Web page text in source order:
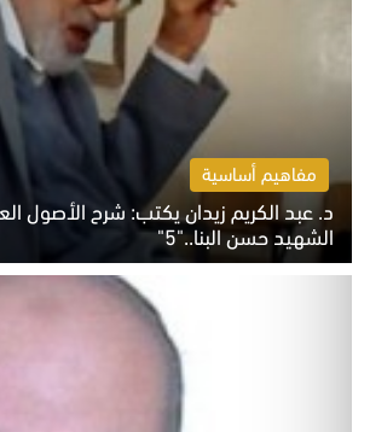
مفاهيم أساسية
د. عبد الكريم زيدان يكتب: شرح الأصول
الشهيد حسن البنا.."5"
السبت 8 أغسطس 2026 10:46 ص